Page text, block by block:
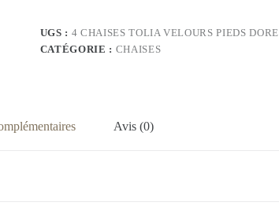
UGS : 4 CHAISES TOLIA VELOURS PIEDS DORE
CATÉGORIE : CHAISES
Avis (0)